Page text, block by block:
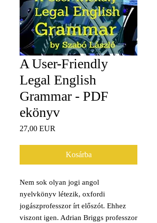
A User-Friendly
Legal English
Grammar - PDF
ekönyv
27,00 EUR
Kosárba
Nem sok olyan jogi angol
nyelvkönyv létezik, oxfordi
jogászprofesszor írt előszót. Ehhez
viszont igen. Adrian Briggs professzor